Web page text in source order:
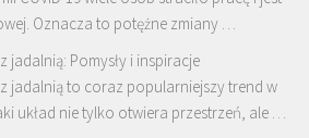
Oznacza to potężne zmiany …
jadalnią: Pomysły i inspiracje
jadalnią to coraz popularniejszy trend w
układ nie tylko otwiera przestrzeń, ale …